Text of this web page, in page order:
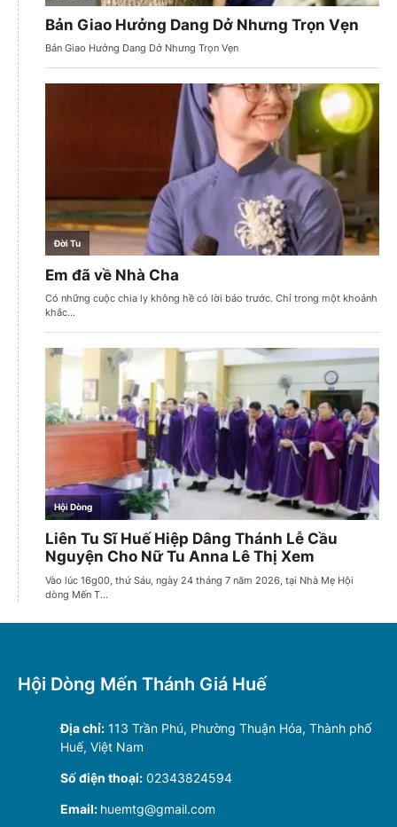
Hội Dòng Mến Thánh Giá Huế
Địa chỉ: 113 Trần Phú, Phường Thuận Hóa, Thành phố
Huế, Việt Nam
Số điện thoại: 02343824594
Email: huemtg@gmail.com